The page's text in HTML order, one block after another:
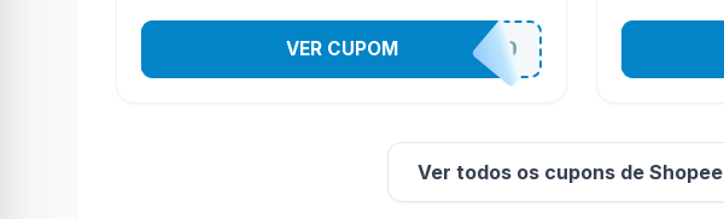
VNOXVHJFD
VER CUPOM
Ver todos os cupons de Shopee